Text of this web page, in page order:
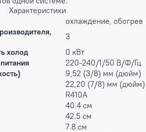
Характеристики
охлаждение, обогрев
3
холод
0 кВт
220-240/1/50 В/Ф/Гц
9,52 (3/8) мм (дюйм)
22,20 (7/8) мм (дюйм)
R410A
40.4 см
42.5 см
7.8 см